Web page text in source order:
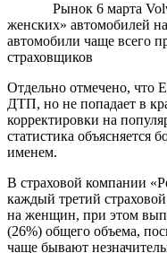
Рынок 6 марта
женских» автомобилей
автомобили чаще всего
страховщиков
Отдельно отмечено, что
ДТП, но не попадает в
корректировки на
статистика
именем.
В страховой компании
каждый третий
на женщин, при этом
(26%) общего объема,
чаще бывают